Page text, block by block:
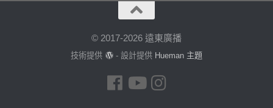
© 2017-2026 遠東廣播
技術提供 - 設計提供 Hueman 主題